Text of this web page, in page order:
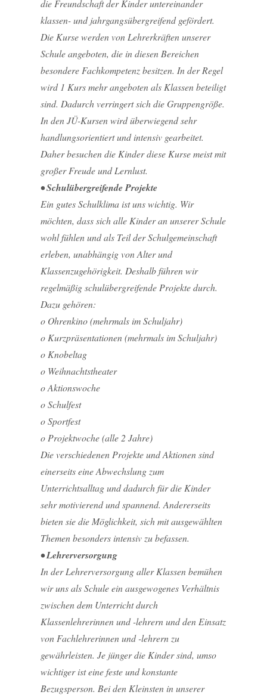
die Freundschaft der Kinder untereinander
klassen- und jahrgangsübergreifend gefördert.
Die Kurse werden von Lehrerkräften unserer
Schule angeboten, die in diesen Bereichen
besondere Fachkompetenz besitzen. In der Regel
wird 1 Kurs mehr angeboten als Klassen beteiligt
sind. Dadurch verringert sich die Gruppengröße.
In den JÜ-Kursen wird überwiegend sehr
handlungsorientiert und intensiv gearbeitet.
Daher besuchen die Kinder diese Kurse meist mit
großer Freude und Lernlust.
• Schulübergreifende Projekte
Ein gutes Schulklima ist uns wichtig. Wir
möchten, dass sich alle Kinder an unserer Schule
wohl fühlen und als Teil der Schulgemeinschaft
erleben, unabhängig von Alter und
Klassenzugehörigkeit. Deshalb führen wir
regelmäßig schulübergreifende Projekte durch.
Dazu gehören:
o Ohrenkino (mehrmals im Schuljahr)
o Kurzpräsentationen (mehrmals im Schuljahr)
o Knobeltag
o Weihnachtstheater
o Aktionswoche
o Schulfest
o Sportfest
o Projektwoche (alle 2 Jahre)
Die verschiedenen Projekte und Aktionen sind
einerseits eine Abwechslung zum
Unterrichtsalltag und dadurch für die Kinder
sehr motivierend und spannend. Andererseits
bieten sie die Möglichkeit, sich mit ausgewählten
Themen besonders intensiv zu befassen.
• Lehrerversorgung
In der Lehrerversorgung aller Klassen bemühen
wir uns als Schule ein ausgewogenes Verhältnis
zwischen dem Unterricht durch
Klassenlehrerinnen und -lehrern und den Einsatz
von Fachlehrerinnen und -lehrern zu
gewährleisten. Je jünger die Kinder sind, umso
wichtiger ist eine feste und konstante
Bezugsperson. Bei den Kleinsten in unserer